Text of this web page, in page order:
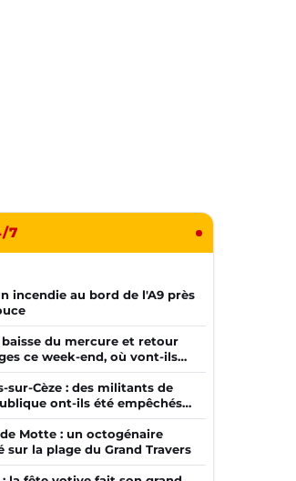
7
incendie au bord de l'A9 près
baisse du mercure et retour
ce week-end, où vont-ils
sur-Cèze : des militants de
ont-ils été empêchés
par la mairie ?
Motte : un octogénaire
sur la plage du Grand Travers